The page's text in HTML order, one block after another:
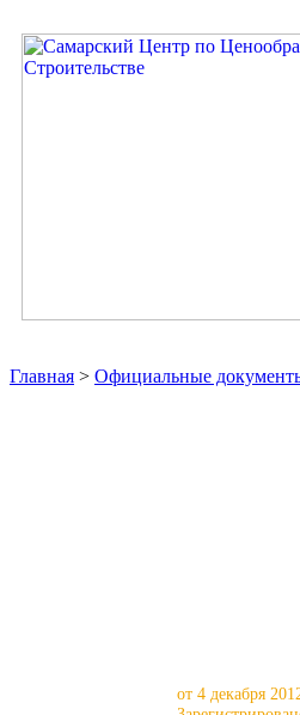
Главная > Официальные
от 4 декабря